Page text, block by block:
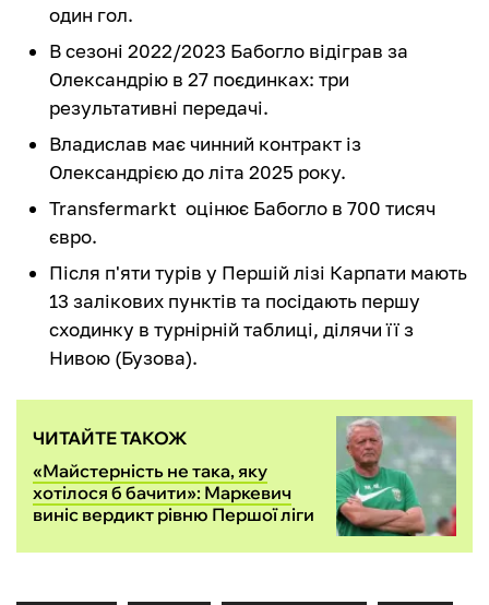
один гол.
В сезоні 2022/2023 Бабогло відіграв за
Олександрію в 27 поєдинках: три
результативні передачі.
Владислав має чинний контракт із
Олександрією до літа 2025 року.
Transfermarkt оцінює Бабогло в 700 тисяч
євро.
Після п'яти турів у Першій лізі Карпати мають
13 залікових пунктів та посідають першу
сходинку в турнірній таблиці, ділячи її з
Нивою (Бузова).
ЧИТАЙТЕ ТАКОЖ
«Майстерність не така, яку
хотілося б бачити»: Маркевич
виніс вердикт рівню Першої ліги